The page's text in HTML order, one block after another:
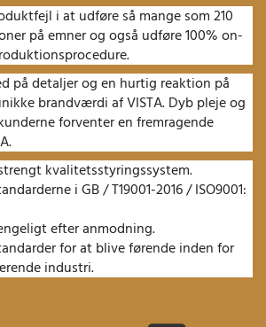
i at udføre så mange som 210
på emner og også udføre 100% on-
på detaljer og en hurtig reaktion på
brandværdi af VISTA.Dyb pleje og
forventer en fremragende
kvalitetsstyringssystem.
i GB / T19001-2016 / ISO9001:
efter anmodning.
for at blive førende inden for
industri.